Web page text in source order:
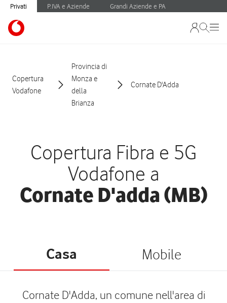
Privati P.IVA e Aziende Grandi Aziende e PA
Copertura
Vodafone
Provincia di
Monza e
della
Brianza
Cornate D'Adda
Copertura Fibra e 5G
Vodafone a
Cornate D'adda (MB)
Casa Mobile
Cornate D'Adda, un comune nell'area di